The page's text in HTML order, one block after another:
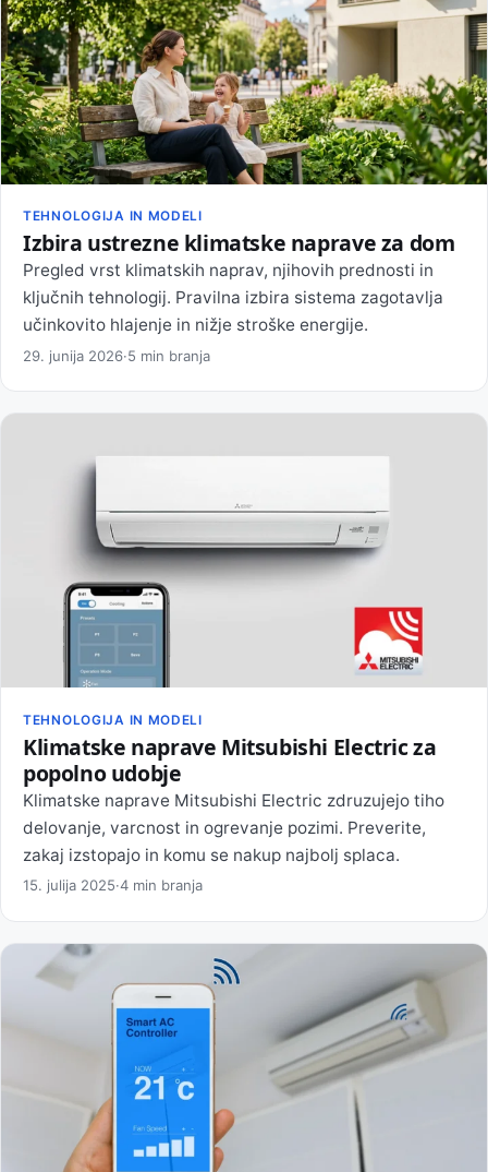
TEHNOLOGIJA IN MODELI
Izbira ustrezne klimatske naprave za dom
Pregled vrst klimatskih naprav, njihovih prednosti in
ključnih tehnologij. Pravilna izbira sistema zagotavlja
učinkovito hlajenje in nižje stroške energije.
29. junija 2026·5 min branja
TEHNOLOGIJA IN MODELI
Klimatske naprave Mitsubishi Electric za
popolno udobje
Klimatske naprave Mitsubishi Electric zdruzujejo tiho
delovanje, varcnost in ogrevanje pozimi. Preverite,
zakaj izstopajo in komu se nakup najbolj splaca.
15. julija 2025·4 min branja